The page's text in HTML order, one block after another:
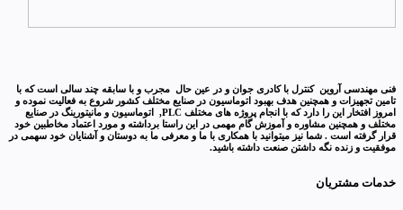
فنی مهندسی آروین کنترل با کادری جوان و در عین حال مجرب و با سابقه چند سالی است که با
تامین تجهیزات و همچنین هدف بهبود اتوماسیون در صنایع مختلف کشور شروع به فعالیت نموده و
امروز افتخار این را دارد که با انجام پروژه های مختلف PLC, اتوماسیون و مانیتورینگ در صنایع
مختلف و همچنین مشاوره و آموزش گام مهمی در این راستا برداشته و مورد اعتماد مخاطبین خود
قرار گرفته است . شما نیز میتوانید با همکاری با ما و معرفی ما به دوستان و آشنایان خود سهمی در
موفقیت و زنده نگه داشتن صنعت داشته باشید.
خدمات مشتریان